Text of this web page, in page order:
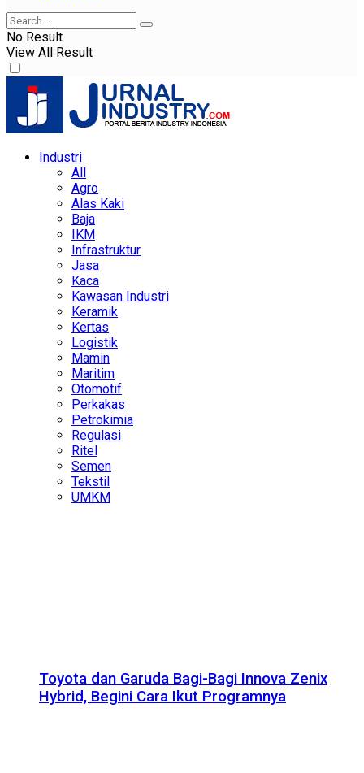
No Result
View All Result
Industri
All
Agro
Alas Kaki
Baja
IKM
Infrastruktur
Jasa
Kaca
Kawasan Industri
Keramik
Kertas
Logistik
Mamin
Maritim
Otomotif
Perkakas
Petrokimia
Regulasi
Ritel
Semen
Tekstil
UMKM
Toyota dan Garuda Bagi-Bagi Innova Zenix
Hybrid, Begini Cara Ikut Programnya